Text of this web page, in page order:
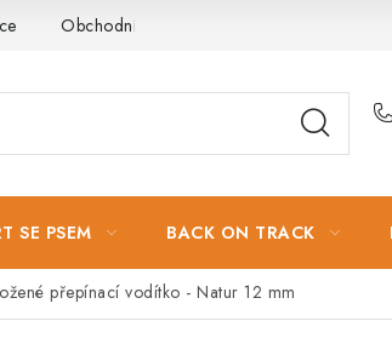
Obchodní podmínky Podmínky
SE PSEM BACK ON TRACK
přepínací vodítko - Natur 12 mm